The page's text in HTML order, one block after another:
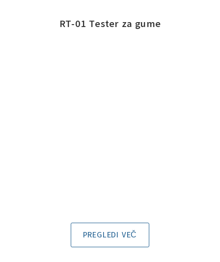
RT-01 Tester za gume
PREGLEDI VEČ